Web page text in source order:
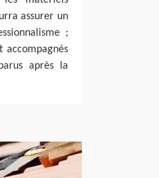
assurer un
;
accompagnés
après la